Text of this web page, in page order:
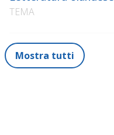
TEMA
Mostra tutti